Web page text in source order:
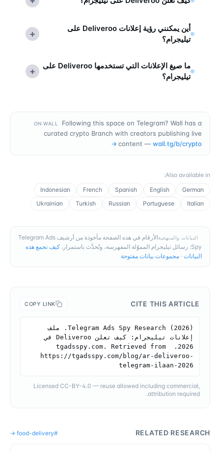
أين يمكنني رؤية إعلانات Deliveroo على
تيليجرام؟
+
ما صيغ الإعلانات التي تستخدمها Deliveroo على
تيليجرام؟
+
ON WALL
Following this space on Telegram? Wall has a
curated crypto Branch with creators publishing live
content — wall.tg/b/crypto
→
Also available in
:
German
English
Spanish
French
Indonesian
Italian
Portuguese
Russian
Turkish
Ukrainian
البيانات والمنهجية
الأرقام في هذه الصفحة مأخوذة من أرشيف Telegram Ads
Spy: رسائل تيليجرام المموّلة المفهرسة، وتُحدَّث باستمرار.
كيف نجمع هذه
البيانات · مجموعات بيانات مفتوحة
CITE THIS ARTICLE
COPY LINK
Telegram Ads Spy Research (2026). ملف
إعلانات تيليجرام: كيف تعلن Deliveroo في
2026. tgadsspy.com. Retrieved from
https://tgadsspy.com/blog/ar-deliveroo-
telegram-ilaan-2026
Licensed CC-BY-4.0 — reuse allowed including commercial,
attribution required.
RELATED RESEARCH
#
food-delivery
→